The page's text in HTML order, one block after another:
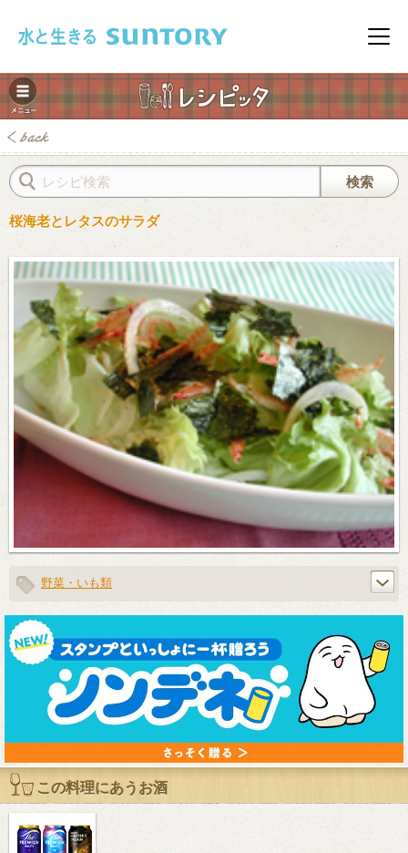
メニ
レシピ
桜海老とレタスのサラダ
野菜・いも類
この料理にあうお酒